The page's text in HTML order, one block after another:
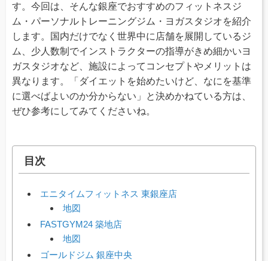
す。今回は、そんな銀座でおすすめのフィットネスジ
ム・パーソナルトレーニングジム・ヨガスタジオを紹介
します。国内だけでなく世界中に店舗を展開しているジ
ム、少人数制でインストラクターの指導がきめ細かいヨ
ガスタジオなど、施設によってコンセプトやメリットは
異なります。「ダイエットを始めたいけど、なにを基準
に選べばよいのか分からない」と決めかねている方は、
ぜひ参考にしてみてくださいね。
目次
エニタイムフィットネス 東銀座店
地図
FASTGYM24 築地店
地図
ゴールドジム 銀座中央